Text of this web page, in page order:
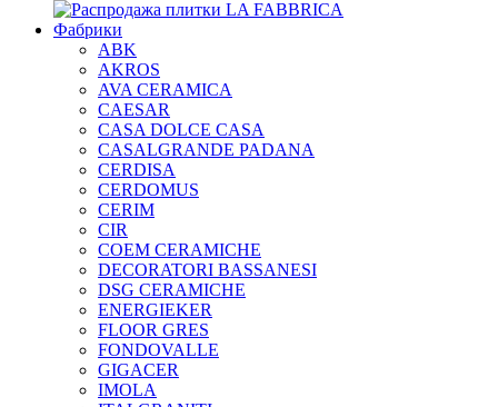
Фабрики
ABK
AKROS
AVA CERAMICA
CAESAR
CASA DOLCE CASA
CASALGRANDE PADANA
CERDISA
CERDOMUS
CERIM
CIR
COEM CERAMICHE
DECORATORI BASSANESI
DSG CERAMICHE
ENERGIEKER
FLOOR GRES
FONDOVALLE
GIGACER
IMOLA